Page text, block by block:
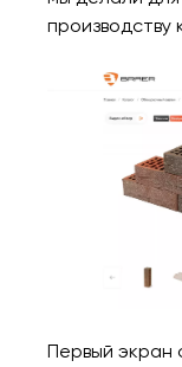
производству
Первый экран